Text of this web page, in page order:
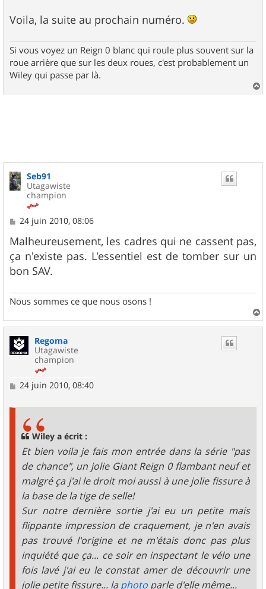
Voila, la suite au prochain numéro.
Si vous voyez un Reign 0 blanc qui roule plus souvent sur la
roue arrière que sur les deux roues, c'est probablement un
Wiley qui passe par là.
a
Seb91
Utagawiste
champion
M
s
s
a
g
e
24 juin 2010, 08:06
Malheureusement, les cadres qui ne cassent pas,
ça n'existe pas. L'essentiel est de tomber sur un
bon SAV.
Nous sommes ce que nous osons !
a
Regoma
Utagawiste
champion
M
24 juin 2010, 08:40
Wiley a écrit :
Et bien voila je fais mon entrée dans la série "pas
de chance", un jolie Giant Reign 0 flambant neuf et
malgré ça j'ai le droit moi aussi à une jolie fissure à
la base de la tige de selle!
Sur notre dernière sortie j'ai eu un petite mais
flippante impression de craquement, je n'en avais
pas trouvé l'origine et ne m'étais donc pas plus
inquiété que ça... ce soir en inspectant le vélo une
fois lavé j'ai eu le constat amer de découvrir une
jolie petite fissure... laphoto parle d'elle même...